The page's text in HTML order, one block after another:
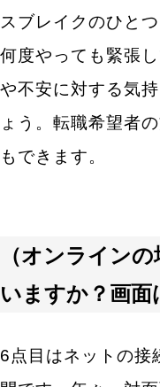
エン転職・
採用戦略・
採用目標・
求人票・求
面接・選考
求人広告・
採用支援・
希望年収はありま
転職時期に関する中
逆質問 中途採用の
最後に、何か質問
何か言い残したこ
スブレイクのひと
何度やっても緊張
や不安に対する気
ょう。転職希望者
もできます。
（オンライン
いますか？画面
6点目はネットの接